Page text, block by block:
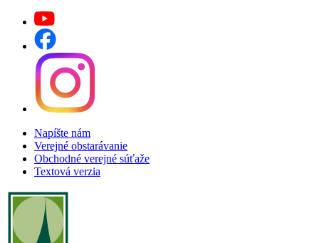
Napíšte nám
Verejné obstarávanie
Obchodné verejné súťaže
Textová verzia